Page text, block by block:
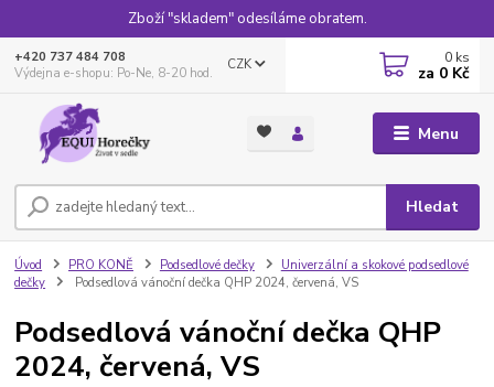
Zboží "skladem" odesíláme obratem.
Menu
CZK
Hledat
+420 737 484 708
Výdejna e-shopu: Po-Ne, 8-20 hod.
0 ks
za 0 Kč
Úvod PRO KONĚ Podsedlové dečky
Univerzální a skokové podsedlové
dečky
Podsedlová vánoční dečka QHP 2024, červená, VS
Podsedlová vánoční dečka QHP
2024, červená, VS